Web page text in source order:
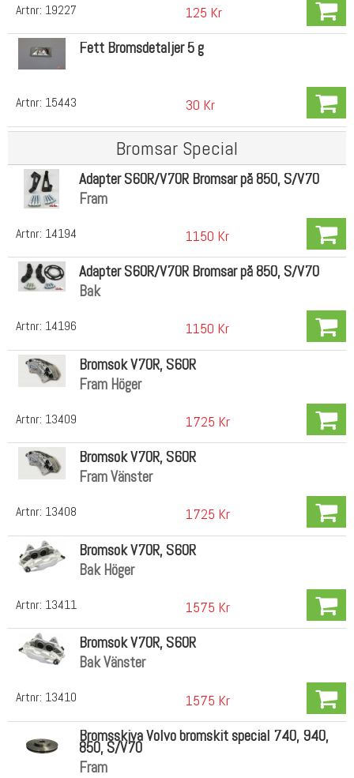
Artnr: 19227 125 Kr
Artnr: 15443
Fett Bromsdetaljer 5 g
30 Kr
Bromsar Special
Artnr: 14194
Adapter S60R/V70R Bromsar på 850, S/V70
Fram
1150 Kr
Artnr: 14196
Adapter S60R/V70R Bromsar på 850, S/V70
Bak
1150 Kr
Artnr: 13409
Bromsok V70R, S60R
Fram Höger
1725 Kr
Artnr: 13408
Bromsok V70R, S60R
Fram Vänster
1725 Kr
Artnr: 13411
Bromsok V70R, S60R
Bak Höger
1575 Kr
Artnr: 13410
Bromsok V70R, S60R
Bak Vänster
1575 Kr
Bromsskiva Volvo bromskit special 740, 940,
850, S/V70
Fram